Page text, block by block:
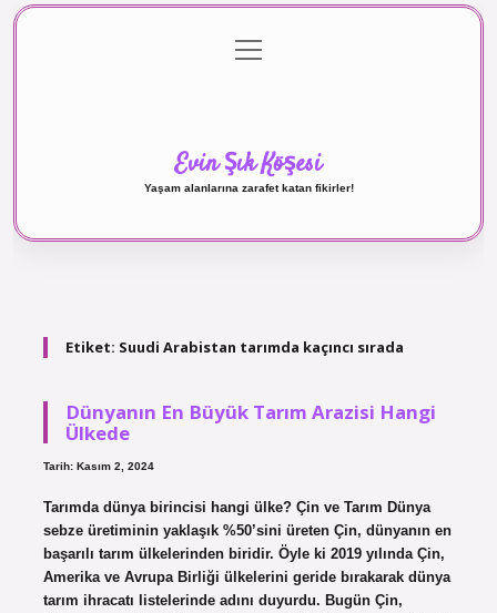
Gizlilik Politikası
menüyü
aç
Evin Şık Köşesi
Yaşam alanlarına zarafet katan fikirler!
Etiket: Suudi Arabistan tarımda kaçıncı sırada
Dünyanın En Büyük Tarım Arazisi Hangi
Ülkede
Tarih: Kasım 2, 2024
Tarımda dünya birincisi hangi ülke? Çin ve Tarım Dünya
sebze üretiminin yaklaşık %50’sini üreten Çin, dünyanın en
başarılı tarım ülkelerinden biridir. Öyle ki 2019 yılında Çin,
Amerika ve Avrupa Birliği ülkelerini geride bırakarak dünya
tarım ihracatı listelerinde adını duyurdu. Bugün Çin,